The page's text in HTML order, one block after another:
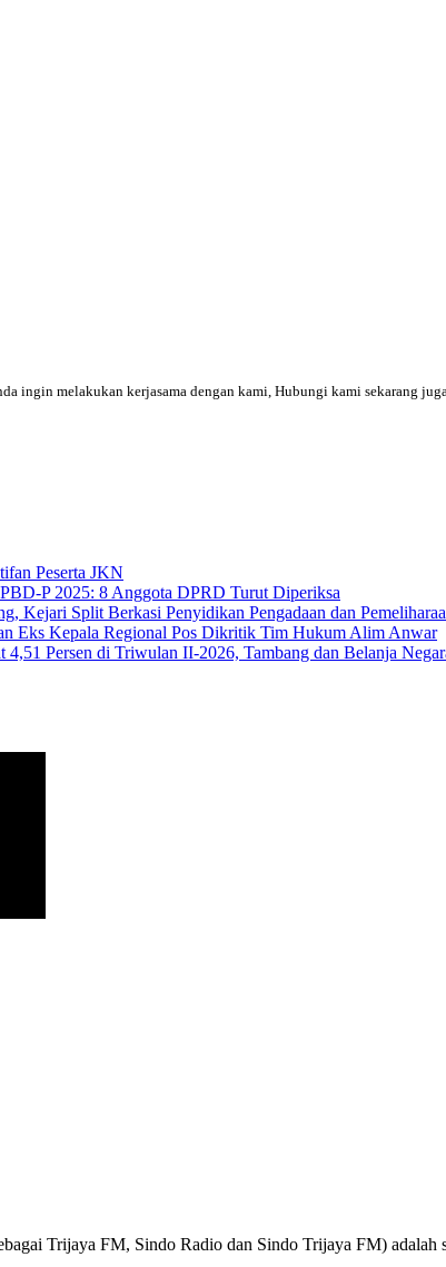
ingin melakukan kerjasama dengan kami, Hubungi kami sekarang
Peserta JKN
P 2025: 8 Anggota DPRD Turut Diperiksa
Kejari Split Berkasi Penyidikan Pengadaan dan
Eks Kepala Regional Pos Dikritik Tim Hukum Alim Anwar
4,51 Persen di Triwulan II-2026, Tambang dan Belanja
Trijaya FM, Sindo Radio dan Sindo Trijaya FM) adalah